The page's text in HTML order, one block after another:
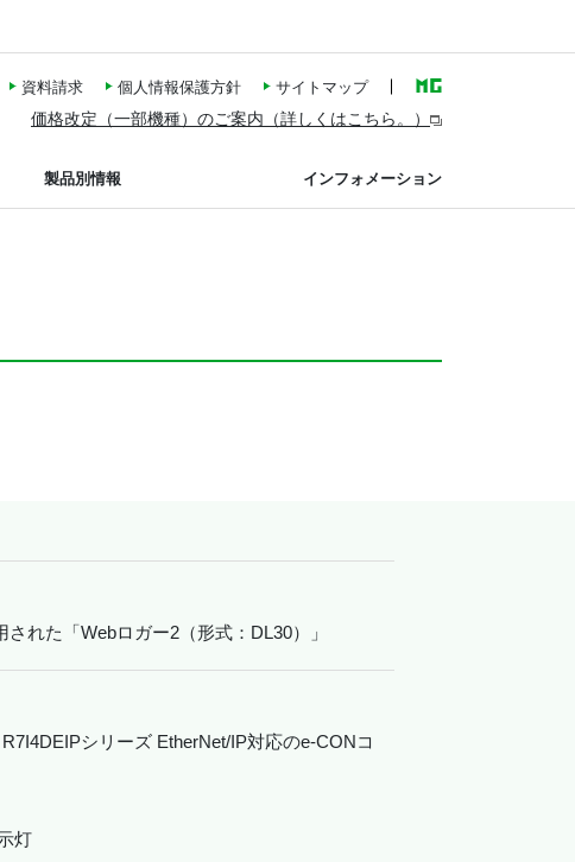
資料請求 個人情報保護方針 サイトマップ
価格改定（一部機種）のご案内（詳しくはこちら。）
製品別情報 インフォメーション
れた「Webロガー2（形式：DL30）」
シリーズ EtherNet/IP対応のe-CONコ
灯